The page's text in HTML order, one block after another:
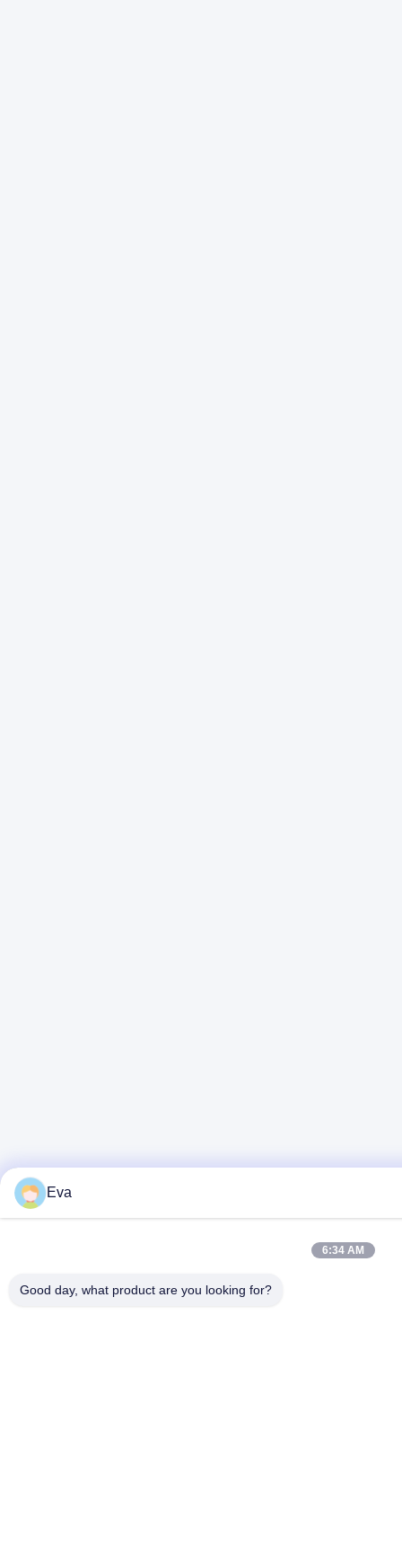
Eva
6:34 AM
Good day, what product are you looking for?